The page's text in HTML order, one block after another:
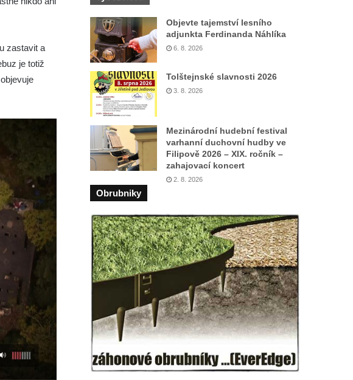
zastavit a
je totiž
Objevte tajemství lesního
adjunkta Ferdinanda Náhlíka
6. 8. 2026
Tolštejnské slavnosti 2026
3. 8. 2026
Mezinárodní hudební festival
varhanní duchovní hudby ve
Filipově 2026 – XIX. ročník –
zahajovací koncert
2. 8. 2026
Obrubniky